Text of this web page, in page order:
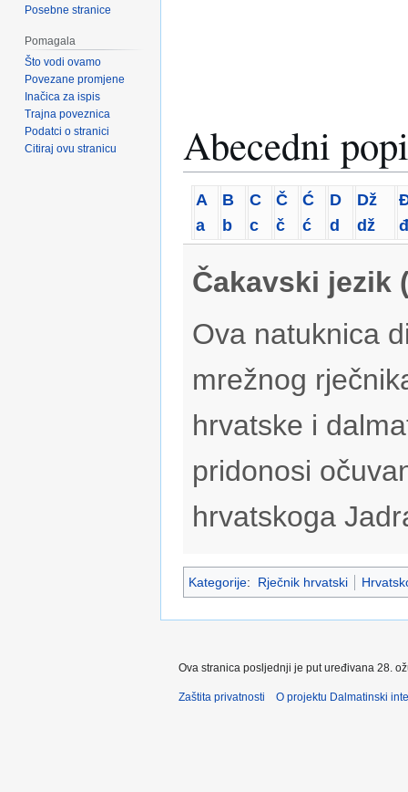
Abecedni
A
a
B
b
C
c
Č
č
Ć
ć
D
d
Dž
dž
đ
Čakavski jezik
Ova natuknica
mrežnog
hrvatske i
pridonosi
hrvatskoga
Kategorije: Rječnik hrvatski
Posebne stranice
Pomagala
Što vodi ovamo
Povezane promjene
Inačica za ispis
Trajna poveznica
Podatci o stranici
Citiraj ovu stranicu
Ova stranica posljednji je put uređivana 28.
Zaštita privatnosti O projektu Dalmatinski